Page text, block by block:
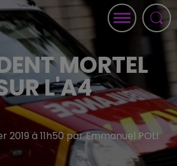
MORTEL
L'A4
2019 à 11h50 par Emmanuel POLI